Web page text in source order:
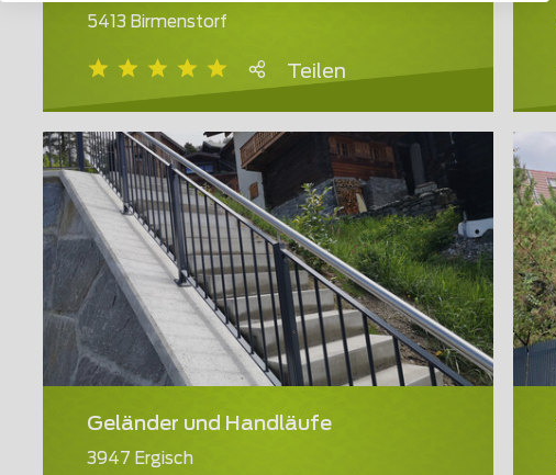
5413 Birmenstorf
Teilen
Geländer und Handläufe
3947 Ergisch